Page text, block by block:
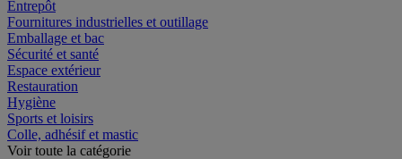
Entrepôt
Fournitures industrielles et outillage
Emballage et bac
Sécurité et santé
Espace extérieur
Restauration
Hygiène
Sports et loisirs
Colle, adhésif et mastic
Voir toute la catégorie